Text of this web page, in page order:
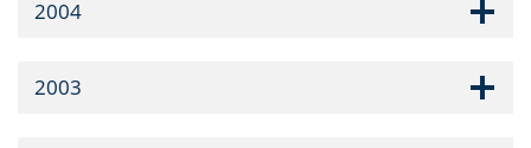
2004
2003